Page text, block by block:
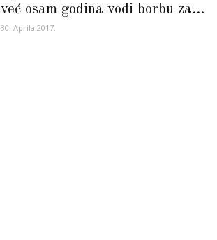
već osam godina vodi borbu za...
30. Aprila 2017.